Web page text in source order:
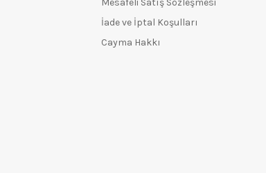
İade ve İptal Koşulları
Cayma Hakkı